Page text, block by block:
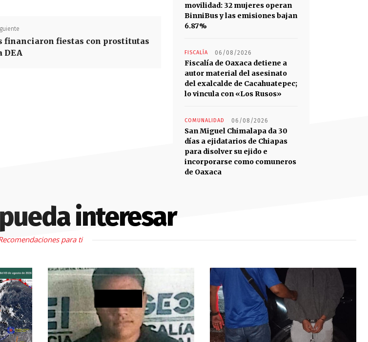
financiaron fiestas con prostitutas
DEA
movilidad: 32 mujeres operan
BinniBus y las emisiones bajan
6.87%
FISCALÍA 06/08/2026
Fiscalía de Oaxaca detiene a
autor material del asesinato
del exalcalde de Cacahuatepec;
lo vincula con «Los Rusos»
COMUNALIDAD 06/08/2026
San Miguel Chimalapa da 30
días a ejidatarios de Chiapas
para disolver su ejido e
incorporarse como comuneros
de Oaxaca
interesar
para ti